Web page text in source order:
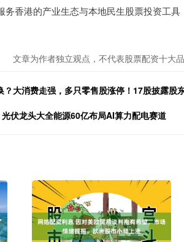
香港的产业生态与本地民生股票投资工
文章为作者独立观点，不代表股票配资十大
大消费走强，多只零售股涨停！17股披露股
伏龙头大全能源60亿布局AI算力配电赛道